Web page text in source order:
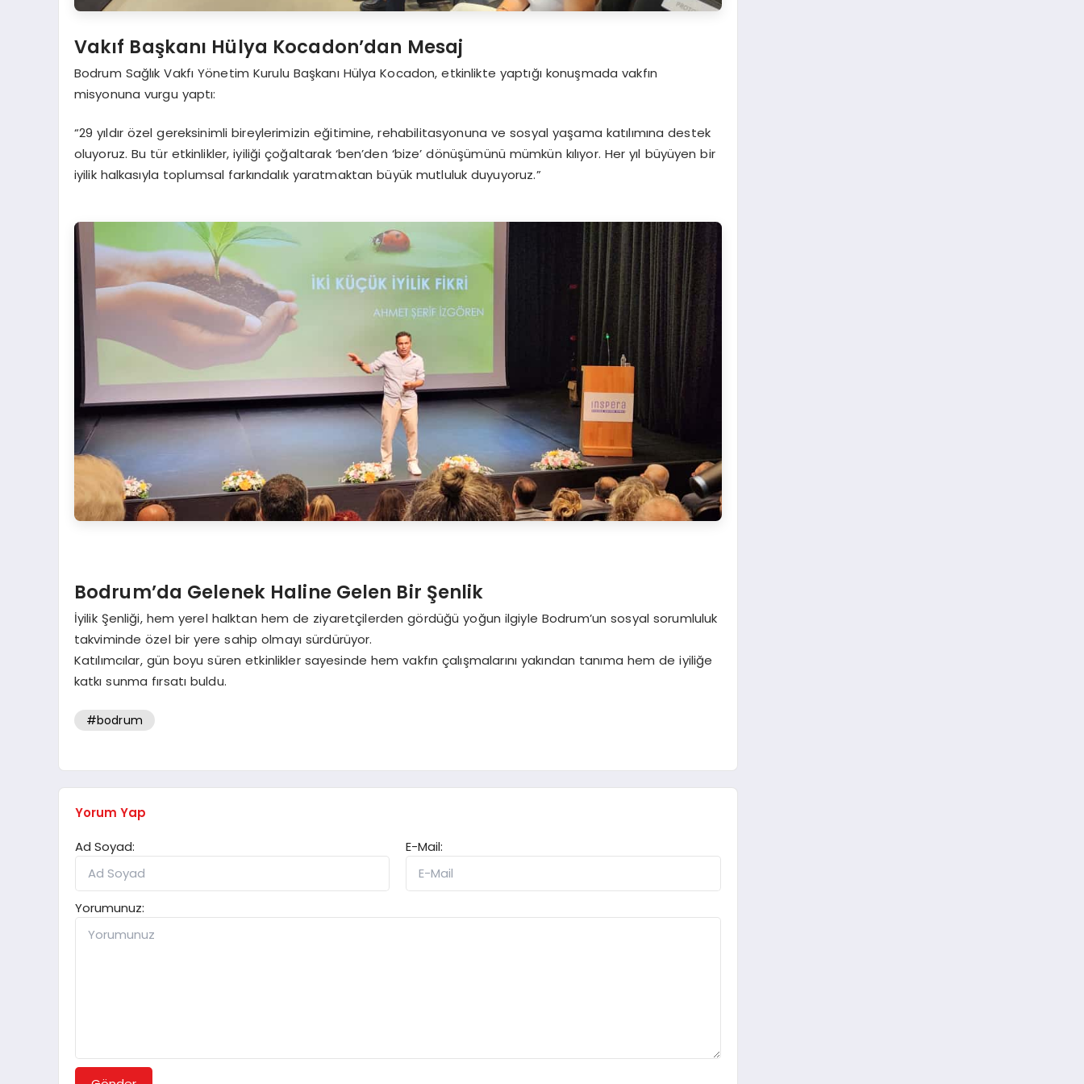
Vakıf Başkanı Hülya Kocadon’dan Mesaj
Bodrum Sağlık Vakfı Yönetim Kurulu Başkanı Hülya Kocadon, etkinlikte yaptığı konuşmada vakfın
misyonuna vurgu yaptı:
“29 yıldır özel gereksinimli bireylerimizin eğitimine, rehabilitasyonuna ve sosyal yaşama katılımına destek
oluyoruz. Bu tür etkinlikler, iyiliği çoğaltarak ‘ben’den ‘bize’ dönüşümünü mümkün kılıyor. Her yıl büyüyen bir
iyilik halkasıyla toplumsal farkındalık yaratmaktan büyük mutluluk duyuyoruz.”
Bodrum’da Gelenek Haline Gelen Bir Şenlik
İyilik Şenliği, hem yerel halktan hem de ziyaretçilerden gördüğü yoğun ilgiyle Bodrum’un sosyal sorumluluk
takviminde özel bir yere sahip olmayı sürdürüyor.
Katılımcılar, gün boyu süren etkinlikler sayesinde hem vakfın çalışmalarını yakından tanıma hem de iyiliğe
katkı sunma fırsatı buldu.
#bodrum
Yorum Yap
Ad Soyad:
E-Mail:
Yorumunuz: